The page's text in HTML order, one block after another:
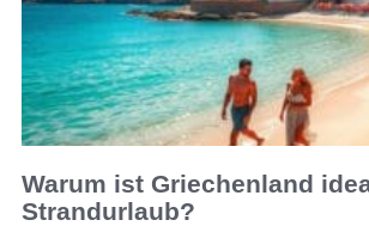
Warum ist Griechenland
Strandurlaub?